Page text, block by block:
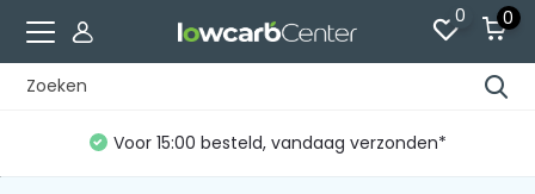
0 0
Voor 15:00 besteld, vandaag verzonden*